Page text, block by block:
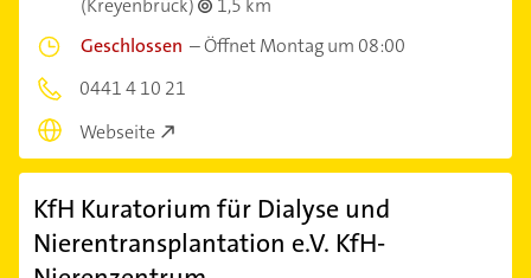
(Kreyenbrück)
1,5 km
Geschlossen –Öffnet Montag um 08:00
0441 4 10 21
Webseite
KfH Kuratorium für Dialyse und
Nierentransplantation e.V. KfH-